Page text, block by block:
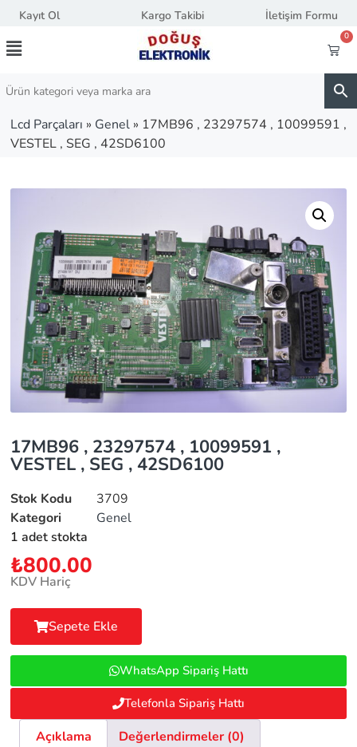
Kayıt Ol Kargo Takibi İletişim Formu
0
Lcd Parçaları » Genel » 17MB96 , 23297574 , 10099591 ,
VESTEL , SEG , 42SD6100
17MB96 , 23297574 , 10099591 ,
VESTEL , SEG , 42SD6100
Stok Kodu
3709
Kategori
Genel
1 adet stokta
₺800.00
KDV Hariç
Sepete Ekle
WhatsApp Sipariş Hattı
Telefonla Sipariş Hattı
Açıklama Değerlendirmeler (0)